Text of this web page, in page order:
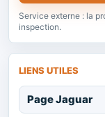
Service externe : la
inspection.
LIENS UTILES
Page Jaguar